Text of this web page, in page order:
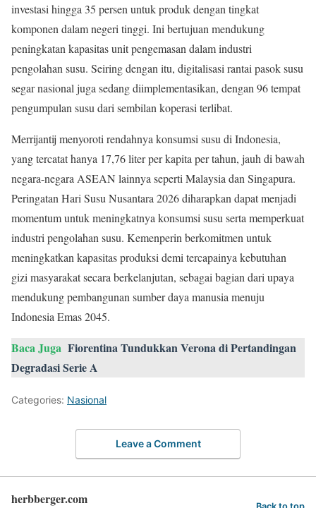
investasi hingga 35 persen untuk produk dengan tingkat
komponen dalam negeri tinggi. Ini bertujuan mendukung
peningkatan kapasitas unit pengemasan dalam industri
pengolahan susu. Seiring dengan itu, digitalisasi rantai pasok susu
segar nasional juga sedang diimplementasikan, dengan 96 tempat
pengumpulan susu dari sembilan koperasi terlibat.
Merrijantij menyoroti rendahnya konsumsi susu di Indonesia,
yang tercatat hanya 17,76 liter per kapita per tahun, jauh di bawah
negara-negara ASEAN lainnya seperti Malaysia dan Singapura.
Peringatan Hari Susu Nusantara 2026 diharapkan dapat menjadi
momentum untuk meningkatnya konsumsi susu serta memperkuat
industri pengolahan susu. Kemenperin berkomitmen untuk
meningkatkan kapasitas produksi demi tercapainya kebutuhan
gizi masyarakat secara berkelanjutan, sebagai bagian dari upaya
mendukung pembangunan sumber daya manusia menuju
Indonesia Emas 2045.
Baca Juga Fiorentina Tundukkan Verona di Pertandingan
Degradasi Serie A
Categories: Nasional
Leave a Comment
herbberger.com